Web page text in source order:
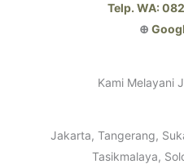
Telp. WA:
⊕
Kami Melayani
Jakarta, Tangerang,
Tasikmalaya,